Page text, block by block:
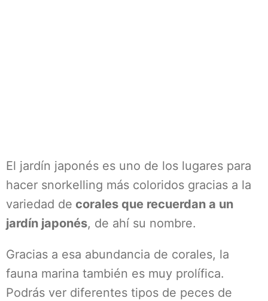
El jardín japonés es uno de los lugares para
hacer snorkelling más coloridos gracias a la
variedad de corales que recuerdan a un
jardín japonés, de ahí su nombre.
Gracias a esa abundancia de corales, la
fauna marina también es muy prolífica.
Podrás ver diferentes tipos de peces de